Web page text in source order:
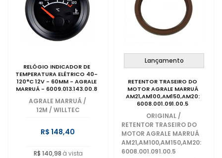
RELÓGIO INDICADOR DE
TEMPERATURA ELÉTRICO 40-
120°C 12V - 60MM - AGRALE
MARRUÁ - 6009.013.143.00.8
AGRALE MARRUÁ /
12M / WILLTEC
R$ 148,40
R$ 140,98 à vista
Lançamento
RETENTOR TRASEIRO DO
MOTOR AGRALE MARRUÁ
AM21,AM100,AM150,AM20:
6008.001.091.00.5
ORIGINAL /
RETENTOR TRASEIRO DO
MOTOR AGRALE MARRUÁ
AM21,AM100,AM150,AM20:
6008.001.091.00.5